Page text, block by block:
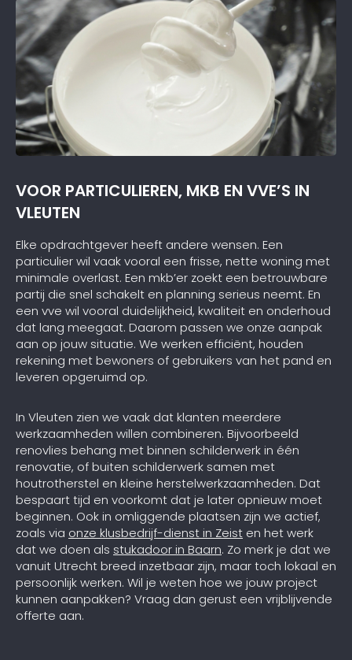
VOOR PARTICULIEREN, MKB EN VVE’S IN
VLEUTEN
Elke opdrachtgever heeft andere wensen. Een
particulier wil vaak vooral een frisse, nette woning met
minimale overlast. Een mkb’er zoekt een betrouwbare
partij die snel schakelt en planning serieus neemt. En
een vve wil vooral duidelijkheid, kwaliteit en onderhoud
dat lang meegaat. Daarom passen we onze aanpak
aan op jouw situatie. We werken efficiënt, houden
rekening met bewoners of gebruikers van het pand en
leveren opgeruimd op.
In Vleuten zien we vaak dat klanten meerdere
werkzaamheden willen combineren. Bijvoorbeeld
renovlies behang met binnen schilderwerk in één
renovatie, of buiten schilderwerk samen met
houtrotherstel en kleine herstelwerkzaamheden. Dat
bespaart tijd en voorkomt dat je later opnieuw moet
beginnen. Ook in omliggende plaatsen zijn we actief,
zoals via onze klusbedrijf-dienst in Zeist en het werk
dat we doen als stukadoor in Baarn. Zo merk je dat we
vanuit Utrecht breed inzetbaar zijn, maar toch lokaal en
persoonlijk werken. Wil je weten hoe we jouw project
kunnen aanpakken? Vraag dan gerust een vrijblijvende
offerte aan.